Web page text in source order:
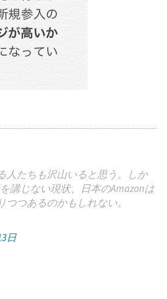
人たちも沢山いると思う。しか
講じない現状、日本のAmazonは
つあるのかもしれない。
日